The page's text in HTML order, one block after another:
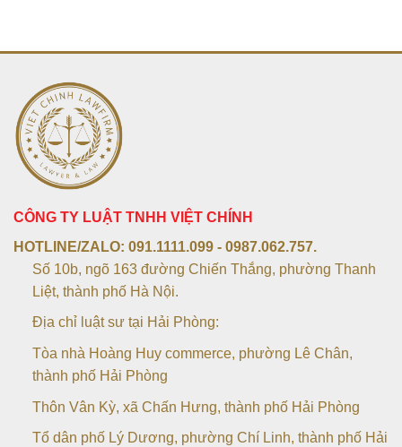
CÔNG TY LUẬT TNHH VIỆT CHÍNH
HOTLINE/ZALO: 091.1111.099 - 0987.062.757.
Số 10b, ngõ 163 đường Chiến Thắng, phường Thanh
Liệt, thành phố Hà Nội.
Địa chỉ luật sư tại Hải Phòng:
Tòa nhà Hoàng Huy commerce, phường Lê Chân,
thành phố Hải Phòng
Thôn Vân Kỳ, xã Chấn Hưng, thành phố Hải Phòng
Tổ dân phố Lý Dương, phường Chí Linh, thành phố Hải